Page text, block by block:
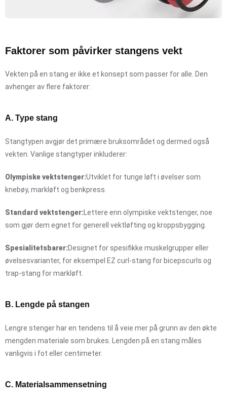
Faktorer som påvirker stangens vekt
Vekten på en stang er ikke et konsept som passer for alle. Den
avhenger av flere faktorer:
A. Type stang
Stangtypen avgjør det primære bruksområdet og dermed også
vekten. Vanlige stangtyper inkluderer:
Olympiske vektstenger:Utviklet for tunge løft i øvelser som
knebøy, markløft og benkpress.
Standard vektstenger: Lettere enn olympiske vektstenger, noe
som gjør dem egnet for generell vektløfting og kroppsbygging.
Spesialitetsbarer:Designet for spesifikke muskelgrupper eller
øvelsesvarianter, for eksempel EZ curl-stang for bicepscurls og
trap-stang for markløft.
B. Lengde på stangen
Lengre stenger har en tendens til å veie mer på grunn av den økte
mengden materiale som brukes. Lengden på en stang måles
vanligvis i fot eller centimeter.
C. Materialsammensetning